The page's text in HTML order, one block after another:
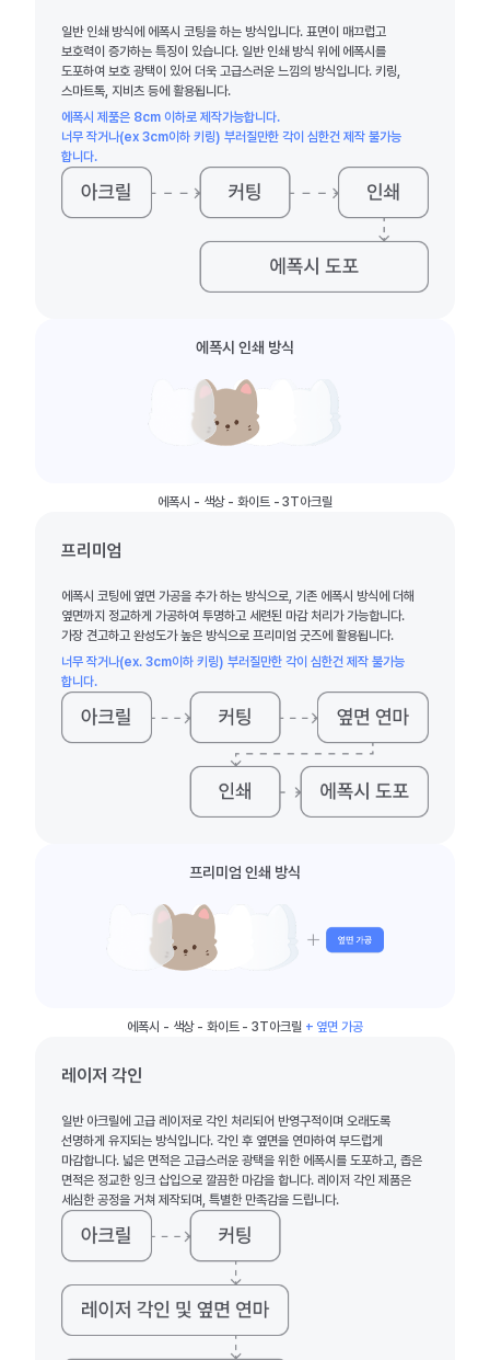
일반 인쇄 방식에 에폭시 코팅을 하는 방식입니다. 표면이 매끄럽고
보호력이 증가하는 특징이 있습니다. 일반 인쇄 방식 위에 에폭시를
도포하여 보호 광택이 있어 더욱 고급스러운 느낌의 방식입니다. 키링,
스마트톡, 지비츠 등에 활용됩니다.
에폭시 제품은 8cm 이하로 제작가능합니다.
너무 작거나(ex 3cm이하 키링) 부러질만한 각이 심한건 제작 불가능
합니다.
에폭시 인쇄 방식
에폭시 - 색상 - 화이트 - 3T아크릴
프리미엄
에폭시 코팅에 옆면 가공을 추가 하는 방식으로, 기존 에폭시 방식에 더해
옆면까지 정교하게 가공하여 투명하고 세련된 마감 처리가 가능합니다.
가장 견고하고 완성도가 높은 방식으로 프리미엄 굿즈에 활용됩니다.
너무 작거나(ex. 3cm이하 키링) 부러질만한 각이 심한건 제작 불가능
합니다.
프리미엄 인쇄 방식
에폭시 - 색상 - 화이트 - 3T아크릴 + 옆면 가공
레이저 각인
일반 아크릴에 고급 레이저로 각인 처리되어 반영구적이며 오래도록
선명하게 유지되는 방식입니다. 각인 후 옆면을 연마하여 부드럽게
마감합니다. 넓은 면적은 고급스러운 광택을 위한 에폭시를 도포하고, 좁은
면적은 정교한 잉크 삽입으로 깔끔한 마감을 합니다. 레이저 각인 제품은
세심한 공정을 거쳐 제작되며, 특별한 만족감을 드립니다.